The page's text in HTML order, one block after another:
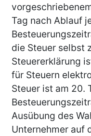
Tag nach Ablauf
die Steuer selbst
Steuererklärung
für Steuern
Steuer ist am 20.
Ausübung des
Unternehmer auf